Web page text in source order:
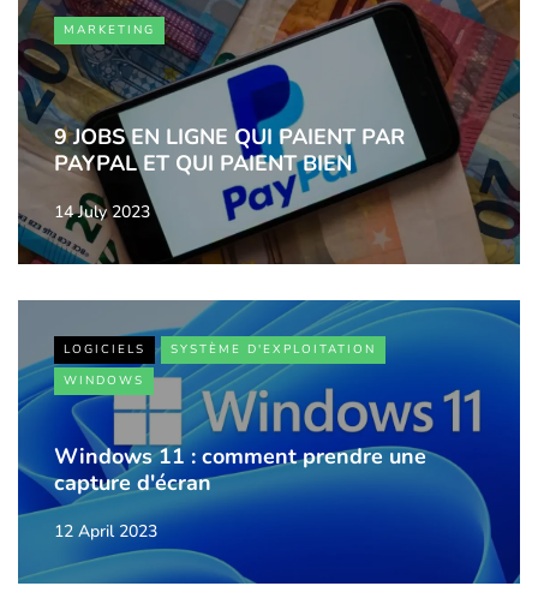
MARKETING
9 JOBS EN LIGNE QUI PAIENT PAR
PAYPAL ET QUI PAIENT BIEN
14 July 2023
LOGICIELS
SYSTÈME D'EXPLOITATION
WINDOWS
Windows 11 : comment prendre une
capture d'écran
12 April 2023